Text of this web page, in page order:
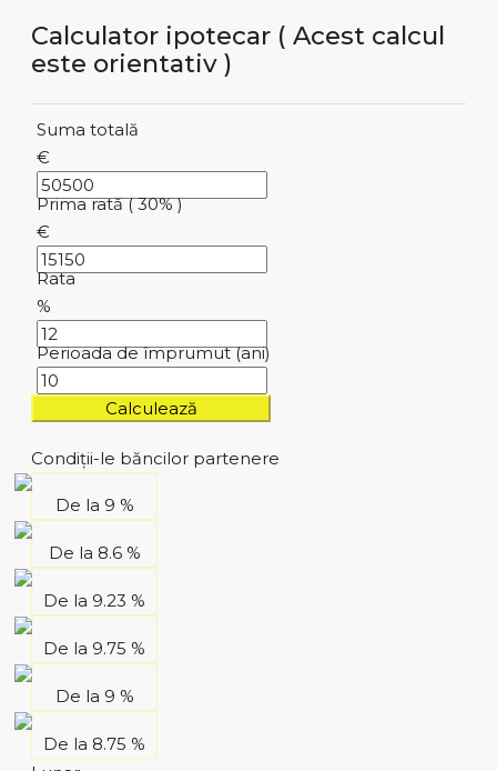
Calculator ipotecar ( Acest calcul
este orientativ )
Suma totală
€
Prima rată ( 30% )
€
Rata
%
Perioada de împrumut (ani)
Calculează
Condiții-le băncilor partenere
De la 9 %
De la 8.6 %
De la 9.23 %
De la 9.75 %
De la 9 %
De la 8.75 %